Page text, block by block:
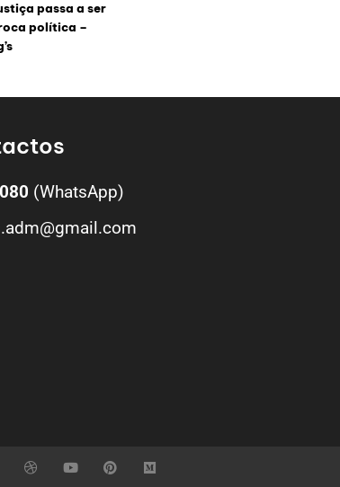
passa a ser
política –
(WhatsApp)